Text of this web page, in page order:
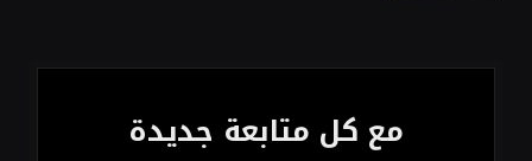
مع كل متابعة جديدة